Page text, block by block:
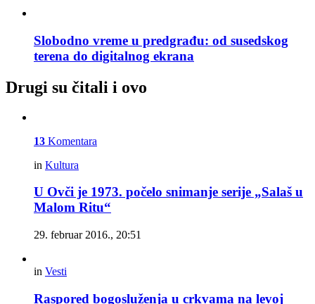
Slobodno vreme u predgrađu: od susedskog
terena do digitalnog ekrana
Drugi su čitali i ovo
13 Komentara
in Kultura
U Ovči je 1973. počelo snimanje serije „Salaš u
Malom Ritu“
29. februar 2016., 20:51
in Vesti
Raspored bogosluženja u crkvama na levoj